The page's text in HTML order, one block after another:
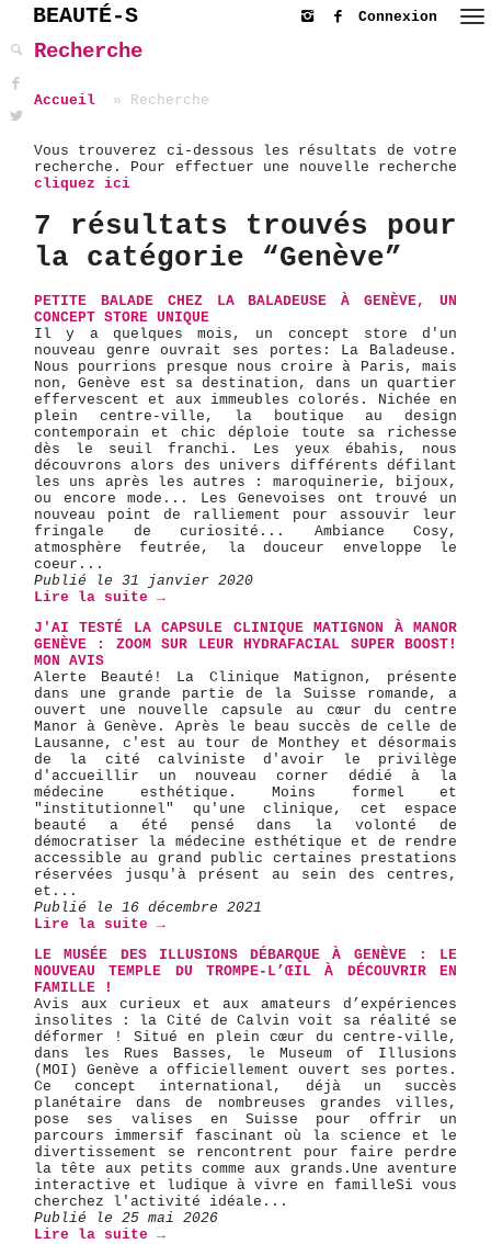
BEAUTÉ-S Connexion
Recherche
Accueil Recherche
Vous trouverez ci-dessous les résultats de votre
recherche. Pour effectuer une nouvelle recherche
cliquez ici
7 résultats trouvés pour
la catégorie “Genève”
PETITE BALADE CHEZ LA BALADEUSE À GENÈVE, UN
CONCEPT STORE UNIQUE
Il y a quelques mois, un concept store d'un
nouveau genre ouvrait ses portes: La Baladeuse.
Nous pourrions presque nous croire à Paris, mais
non, Genève est sa destination, dans un quartier
effervescent et aux immeubles colorés. Nichée en
plein centre-ville, la boutique au design
contemporain et chic déploie toute sa richesse
dès le seuil franchi. Les yeux ébahis, nous
découvrons alors des univers différents défilant
les uns après les autres : maroquinerie, bijoux,
ou encore mode... Les Genevoises ont trouvé un
nouveau point de ralliement pour assouvir leur
fringale de curiosité... Ambiance Cosy,
atmosphère feutrée, la douceur enveloppe le
coeur...
Publié le 31 janvier 2020
Lire la suite →
J'AI TESTÉ LA CAPSULE CLINIQUE MATIGNON À MANOR
GENÈVE : ZOOM SUR LEUR HYDRAFACIAL SUPER BOOST!
MON AVIS
Alerte Beauté! La Clinique Matignon, présente
dans une grande partie de la Suisse romande, a
ouvert une nouvelle capsule au cœur du centre
Manor à Genève. Après le beau succès de celle de
Lausanne, c'est au tour de Monthey et désormais
de la cité calviniste d'avoir le privilège
d'accueillir un nouveau corner dédié à la
médecine esthétique. Moins formel et
"institutionnel" qu'une clinique, cet espace
beauté a été pensé dans la volonté de
démocratiser la médecine esthétique et de rendre
accessible au grand public certaines prestations
réservées jusqu'à présent au sein des centres,
et...
Publié le 16 décembre 2021
Lire la suite →
LE MUSÉE DES ILLUSIONS DÉBARQUE À GENÈVE : LE
NOUVEAU TEMPLE DU TROMPE-L’ŒIL À DÉCOUVRIR EN
FAMILLE !
Avis aux curieux et aux amateurs d’expériences
insolites : la Cité de Calvin voit sa réalité se
déformer ! Situé en plein cœur du centre-ville,
dans les Rues Basses, le Museum of Illusions
(MOI) Genève a officiellement ouvert ses portes.
Ce concept international, déjà un succès
planétaire dans de nombreuses grandes villes,
pose ses valises en Suisse pour offrir un
parcours immersif fascinant où la science et le
divertissement se rencontrent pour faire perdre
la tête aux petits comme aux grands. ​Une aventure
interactive et ludique à vivre en famille ​Si vous
cherchez l'activité idéale...
Publié le 25 mai 2026
Lire la suite →